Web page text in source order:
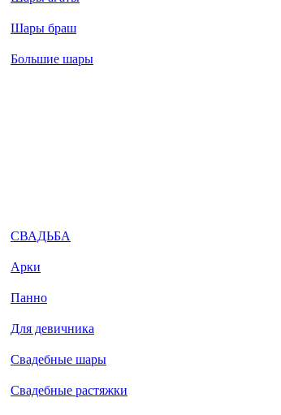
Шары браш
Большие шары
СВАДЬБА
Арки
Панно
Для девичника
Свадебные шары
Свадебные растяжки